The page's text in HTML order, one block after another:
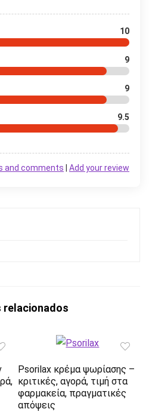
10
9
9
9.5
Add your review
and comments
Psorilax κρέμα ψωρίασης –
κριτικές, αγορά, τιμή στα
φαρμακεία, πραγματικές
απόψεις